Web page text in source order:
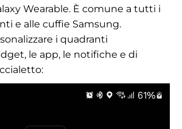
Wearable. È comune a tutti i
e alle cuffie Samsung.
i quadranti
le app, le notifiche e di